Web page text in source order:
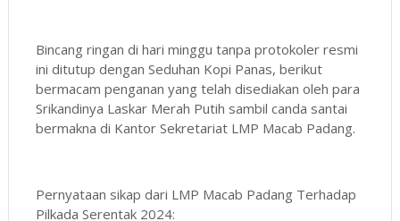
Bincang ringan di hari minggu tanpa protokoler resmi
ini ditutup dengan Seduhan Kopi Panas, berikut
bermacam penganan yang telah disediakan oleh para
Srikandinya Laskar Merah Putih sambil canda santai
bermakna di Kantor Sekretariat LMP Macab Padang.
Pernyataan sikap dari LMP Macab Padang Terhadap
Pilkada Serentak 2024: